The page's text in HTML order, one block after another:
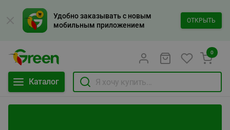
Удобно заказывать с новым
мобильным приложением
ОТКРЫТЬ
Каталог
0